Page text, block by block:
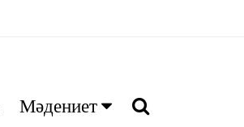
Мәдениет